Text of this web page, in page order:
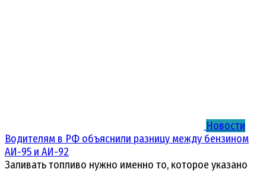
Новости
Водителям в РФ объяснили разницу между бензином
АИ-95 и АИ-92
Заливать топливо нужно именно то, которое указано